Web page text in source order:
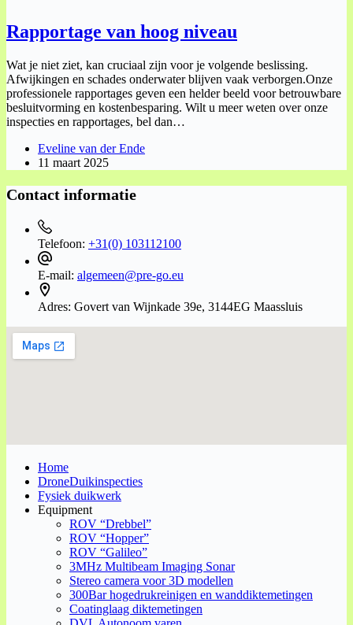
Rapportage van hoog niveau
Wat je niet ziet, kan cruciaal zijn voor je volgende beslissing.
Afwijkingen en schades onderwater blijven vaak verborgen.Onze
professionele rapportages geven een helder beeld voor betrouwbare
besluitvorming en kostenbesparing. Wilt u meer weten over onze
inspecties en rapportages, bel dan…
Eveline van der Ende
11 maart 2025
Contact informatie
Telefoon: +31(0) 103112100
E-mail: algemeen@pre-go.eu
Adres: Govert van Wijnkade 39e, 3144EG Maassluis
Home
DroneDuikinspecties
Fysiek duikwerk
Equipment
ROV “Drebbel”
ROV “Hopper”
ROV “Galileo”
3MHz Multibeam Imaging Sonar
Stereo camera voor 3D modellen
300Bar hogedrukreinigen en wanddiktemetingen
Coatinglaag diktemetingen